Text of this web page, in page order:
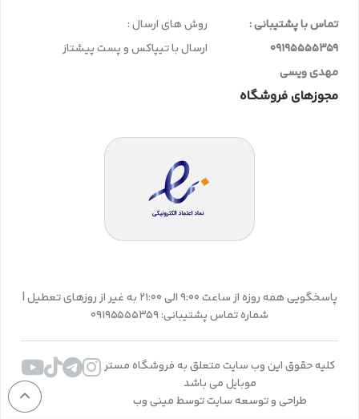
تماس با پشتیبانی :
09195555359
مهدی ویسی
روش های ارسال :
ارسال با تیپاکس و پست پیشتاز
مجوزهای فروشگاه
پاسخگویی همه روزه از ساعت 9:00 الی 21:00 به غیر از روزهای تعطیل |
شماره تماس پشتیبانی: 09195555359
کلیه حقوق این وب سایت متعلق به فروشگاه مستر
موبایل می باشد
طراحی و توسعه سایت توسط مینی وب